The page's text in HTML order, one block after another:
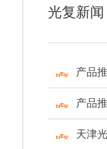
光复新闻
产品
产品
天津